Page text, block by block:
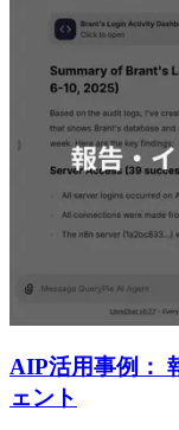
AIP活用事例：
ェント